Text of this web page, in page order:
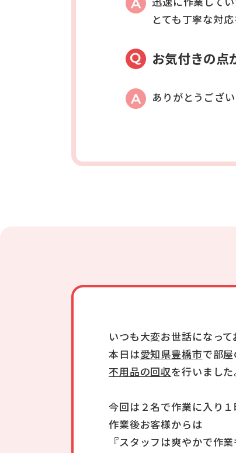
とても丁寧な対
お気付きの点
ありがとうござい
いつも大変お世話になって
本日は愛知県豊橋市で部
不用品の回収を行いました
今回は２名で作業に入り１
作業後お客様からは
『スタッフは爽やかで作